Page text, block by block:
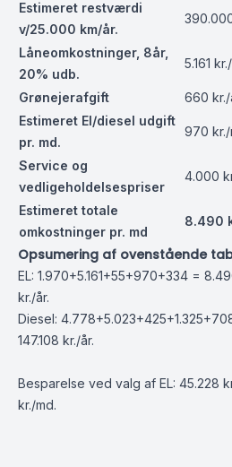
Estimeret restværdi
v/25.000 km/år.
Låneomkostninger, 8år,
20% udb.
5.161
Grønejerafgift 660
Estimeret El/diesel udgift
pr. md.
970 kr./
Service og
vedligeholdelsespriser
4.000
Estimeret totale
omkostninger pr. md
8.490
Opsumering af ovenstående
EL: 1.970+5.161+55+970+334 =
kr./år.
Diesel:
147.108 kr./år.
Besparelse ved valg af EL: 45.228
kr./md.